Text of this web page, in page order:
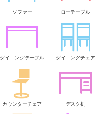
ソファー ローテーブル
ダイニングテーブル ダイニングチェア
カウンターチェア デスク机